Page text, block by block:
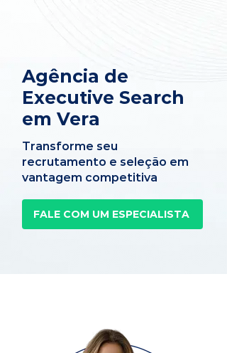
Agência de
Executive Search
em Vera
Transforme seu
recrutamento e seleção em
vantagem competitiva
FALE COM UM ESPECIALISTA